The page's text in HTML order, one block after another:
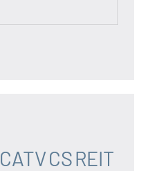
CATVCSREIT